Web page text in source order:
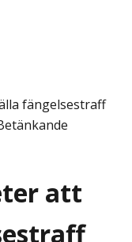
fängelsestraff
att